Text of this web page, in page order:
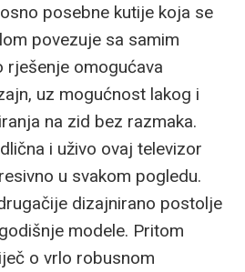
posebne kutije koja se
povezuje sa samim
rješenje omogućava
uz mogućnost lakog i
na zid bez razmaka.
i uživo ovaj televizor
u svakom pogledu.
dizajnirano postolje
modele. Pritom
o vrlo robusnom